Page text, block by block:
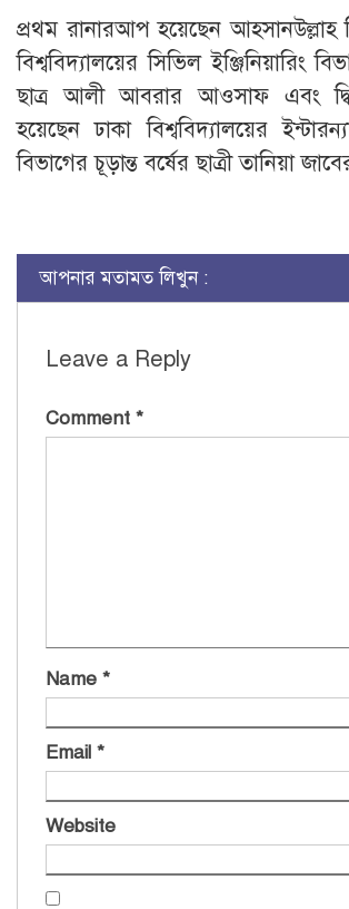
প্রথম রানারআপ হয়েছেন আহসানউল্লাহ
বিশ্ববিদ্যালয়ের সিভিল ইঞ্জিনিয়ারিং
ছাত্র আলী আবরার আওসাফ এবং
হয়েছেন ঢাকা বিশ্ববিদ্যালয়ের
বিভাগের চূড়ান্ত বর্ষের ছাত্রী তানিয়া
আপনার মতামত লিখুন :
Leave a Reply
Comment *
Name *
Email *
Website